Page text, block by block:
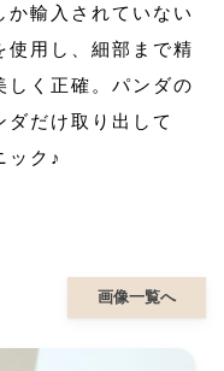
輸入されていない
使用し、細部まで精
しく正確。パンダの
だけ取り出して
ック♪
画像一覧へ